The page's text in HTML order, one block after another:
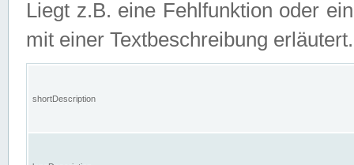
Liegt z.B. eine Fehlfunktion oder
mit einer Textbeschreibung erläutert.
shortDescription